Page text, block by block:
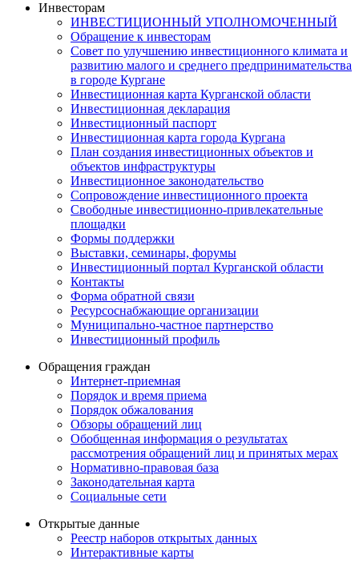
Инвесторам
ИНВЕСТИЦИОННЫЙ УПОЛНОМОЧЕННЫЙ
Обращение к инвесторам
Совет по улучшению инвестиционного климата и
развитию малого и среднего предпринимательства
в городе Кургане
Инвестиционная карта Курганской области
Инвестиционная декларация
Инвестиционный паспорт
Инвестиционная карта города Кургана
План создания инвестиционных объектов и
объектов инфраструктуры
Инвестиционное законодательство
Сопровождение инвестиционного проекта
Свободные инвестиционно-привлекательные
площадки
Формы поддержки
Выставки, семинары, форумы
Инвестиционный портал Курганской области
Контакты
Форма обратной связи
Ресурсоснабжающие организации
Муниципально-частное партнерство
Инвестиционный профиль
Обращения граждан
Интернет-приемная
Порядок и время приема
Порядок обжалования
Обзоры обращений лиц
Обобщенная информация о результатах
рассмотрения обращений лиц и принятых мерах
Нормативно-правовая база
Законодательная карта
Социальные сети
Открытые данные
Реестр наборов открытых данных
Интерактивные карты